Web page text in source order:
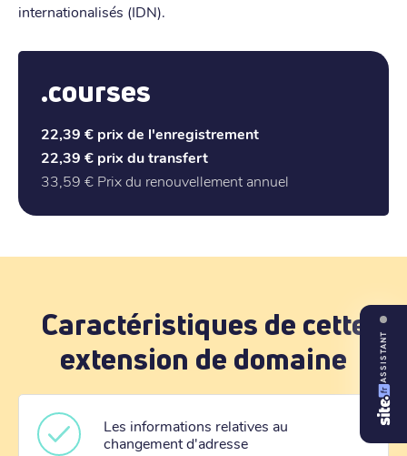
internationalisés (IDN).
.courses
22,39 € prix de l'enregistrement
22,39 € prix du transfert
33,59 € Prix du renouvellement annuel
Caractéristiques de cette
extension de domaine
Les informations relatives au
changement d'adresse
ASSISTANT